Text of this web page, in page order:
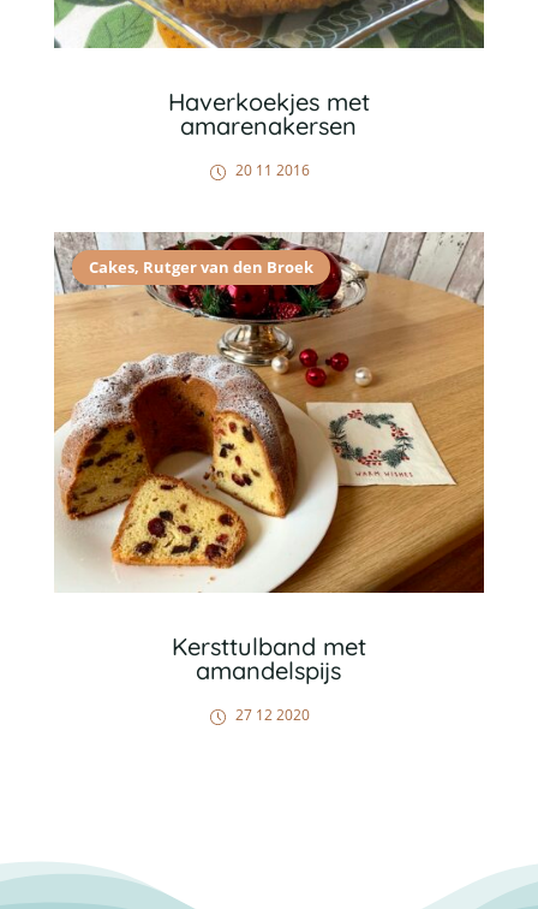
Haverkoekjes met
amarenakersen
20 11 2016
Cakes, Rutger van den Broek
Kersttulband met
amandelspijs
27 12 2020